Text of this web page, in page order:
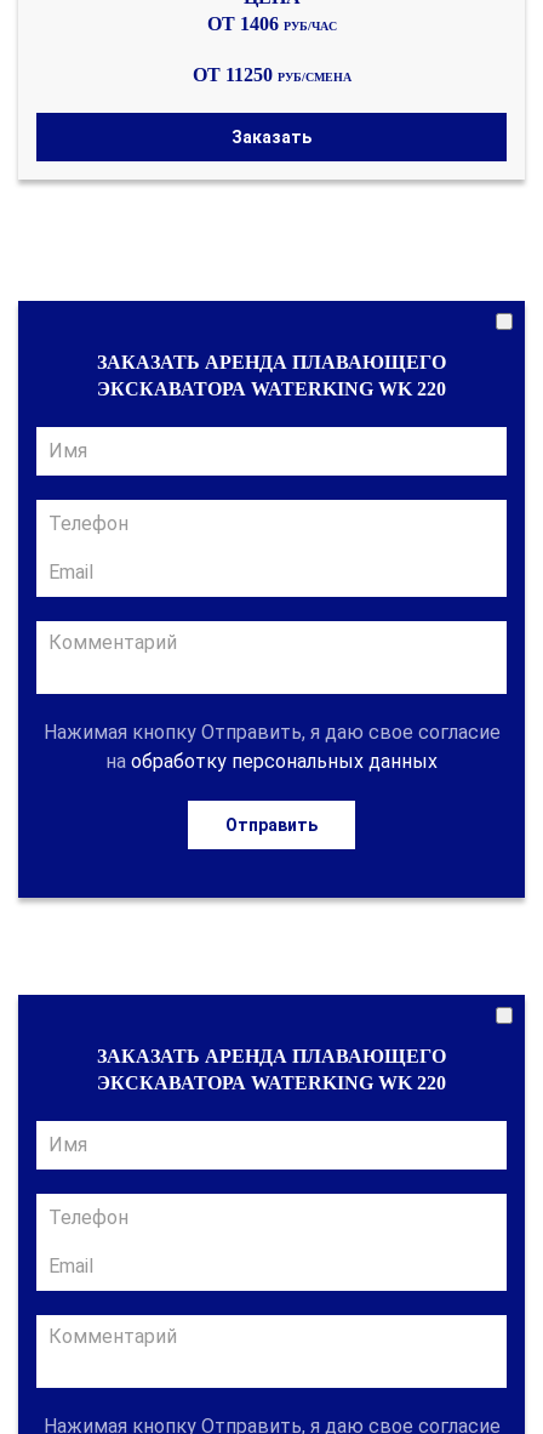
ОТ 1406 РУБ/ЧАС
ОТ 11250 РУБ/СМЕНА
Заказать
ЗАКАЗАТЬ АРЕНДА ПЛАВАЮЩЕГО
ЭКСКАВАТОРА WATERKING WK 220
Нажимая кнопку Отправить, я даю свое согласие
на обработку персональных данных
Отправить
ЗАКАЗАТЬ АРЕНДА ПЛАВАЮЩЕГО
ЭКСКАВАТОРА WATERKING WK 220
Нажимая кнопку Отправить, я даю свое согласие